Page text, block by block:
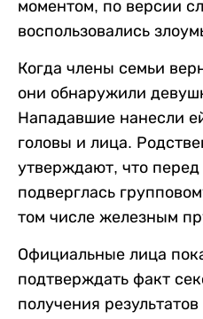
моментом, по версии
воспользовались
Когда члены семьи
они обнаружили
Нападавшие нанесли
головы и лица.
утверждают, что
подверглась
том числе железным
Официальные лица
подтверждать факт
получения